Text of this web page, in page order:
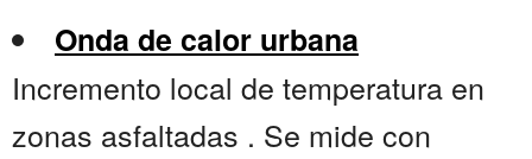
Onda de calor urbana
Incremento local de temperatura en
zonas asfaltadas . Se mide con